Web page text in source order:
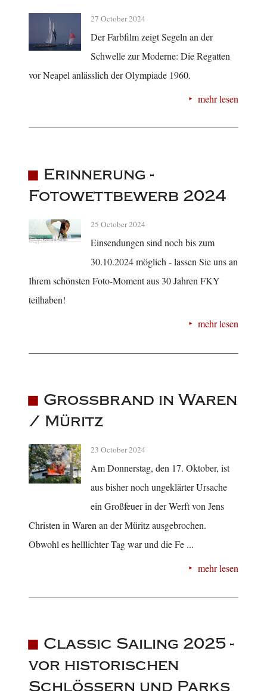
27 October 2024
Der Farbfilm zeigt Segeln an der
Schwelle zur Moderne: Die Regatten
vor Neapel anlässlich der Olympiade 1960.
mehr lesen
Erinnerung -
Fotowettbewerb 2024
25 October 2024
Einsendungen sind noch bis zum
30.10.2024 möglich - lassen Sie uns an
Ihrem schönsten Foto-Moment aus 30 Jahren FKY
teilhaben!
mehr lesen
Grossbrand in Waren
/ Müritz
23 October 2024
Am Donnerstag, den 17. Oktober, ist
aus bisher noch ungeklärter Ursache
ein Großfeuer in der Werft von Jens
Christen in Waren an der Müritz ausgebrochen.
Obwohl es helllichter Tag war und die Fe ...
mehr lesen
Classic Sailing 2025 -
vor historischen
Schlössern und Parks